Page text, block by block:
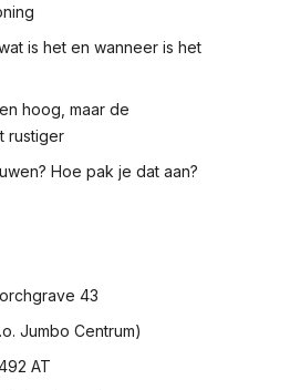
is het en wanneer is het
hoog, maar de
rustiger
Hoe pak je dat aan?
43
Jumbo Centrum)
AT